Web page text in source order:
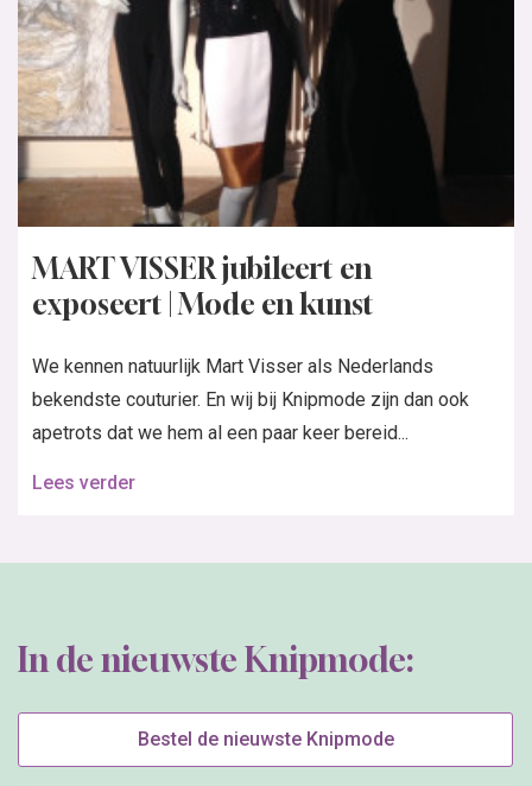
MART VISSER jubileert en
exposeert | Mode en kunst
We kennen natuurlijk Mart Visser als Nederlands
bekendste couturier. En wij bij Knipmode zijn dan ook
apetrots dat we hem al een paar keer bereid...
Lees verder
In de nieuwste Knipmode:
Bestel de nieuwste Knipmode